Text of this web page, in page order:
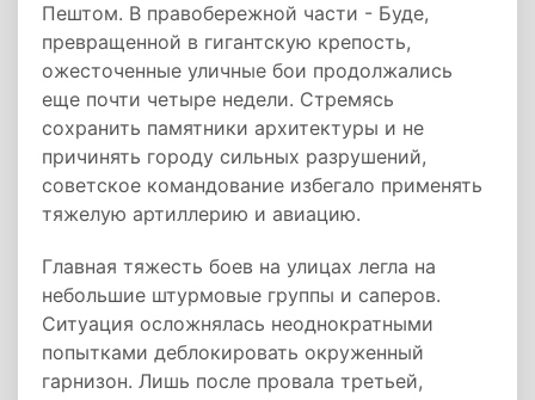
Пештом. В правобережной части - Буде,
превращенной в гигантскую крепость,
ожесточенные уличные бои продолжались
еще почти четыре недели. Стремясь
сохранить памятники архитектуры и не
причинять городу сильных разрушений,
советское командование избегало применять
тяжелую артиллерию и авиацию.
Главная тяжесть боев на улицах легла на
небольшие штурмовые группы и саперов.
Ситуация осложнялась неоднократными
попытками деблокировать окруженный
гарнизон. Лишь после провала третьей,